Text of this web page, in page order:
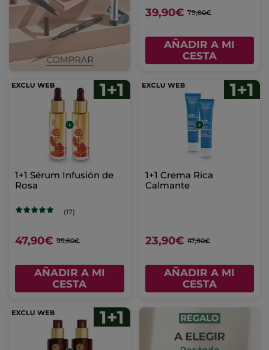
39,90€ 79,80€
AÑADIR A MI
CESTA
1+1 Sérum Infusión de
Rosa
(17)
47,90€ 95,80€
AÑADIR A MI
CESTA
1+1 Crema Rica
Calmante
23,90€ 47,80€
AÑADIR A MI
CESTA